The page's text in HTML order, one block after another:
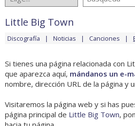
Little Big Town
Discografía Noticias Canciones
Si tienes una página relacionada con
que aparezca aquí, mándanos un e-
nombre, dirección URL de la página y
Visitaremos la página web y si has
página principal de Little Big Town,